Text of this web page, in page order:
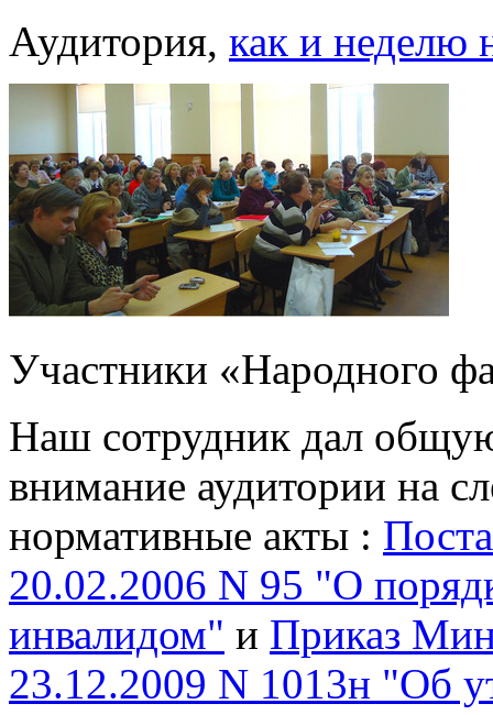
Аудитория, как и неделю
Участники «Народного
Наш сотрудник дал
внимание аудитории на
нормативные акты :
20.02.2006 N 95 "О
инвалидом" и Приказ
23.12.2009 N 1013н "Об